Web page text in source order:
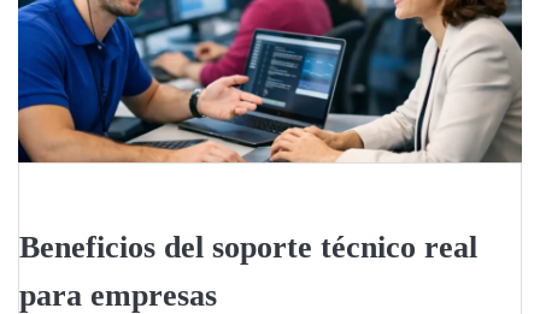
Beneficios del soporte técnico real
para empresas